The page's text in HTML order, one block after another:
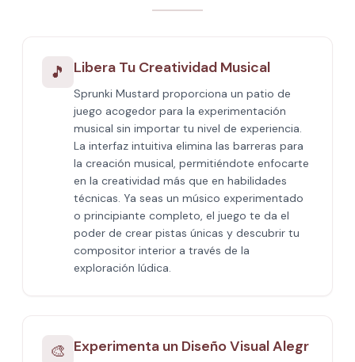
🎵 Libera Tu Creatividad Musical
Sprunki Mustard proporciona un patio de
juego acogedor para la experimentación
musical sin importar tu nivel de experiencia.
La interfaz intuitiva elimina las barreras para
la creación musical, permitiéndote enfocarte
en la creatividad más que en habilidades
técnicas. Ya seas un músico experimentado
o principiante completo, el juego te da el
poder de crear pistas únicas y descubrir tu
compositor interior a través de la
exploración lúdica.
🎨 Experimenta un Diseño Visual Alegr